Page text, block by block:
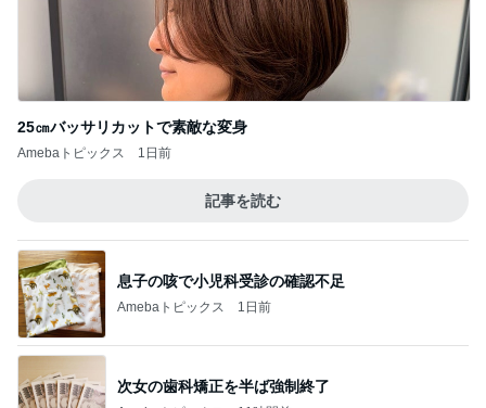
次女の歯科矯正を半ば強制終了
Amebaトピックス 11時間前
Amebaトピックス 1日前
マックの秘密をバラされた口喧嘩